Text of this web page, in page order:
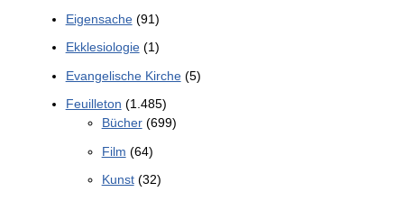
Eigensache(91)
Ekklesiologie(1)
Evangelische Kirche(5)
Feuilleton (1.485)
Bücher(699)
Film (64)
Kunst(32)